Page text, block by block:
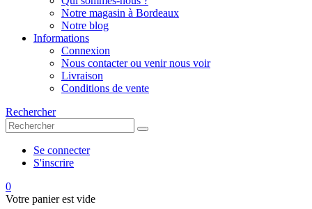
Notre magasin à Bordeaux
Notre blog
Informations
Connexion
Nous contacter ou venir nous voir
Livraison
Conditions de vente
Rechercher
Se connecter
S'inscrire
0
Votre panier est vide